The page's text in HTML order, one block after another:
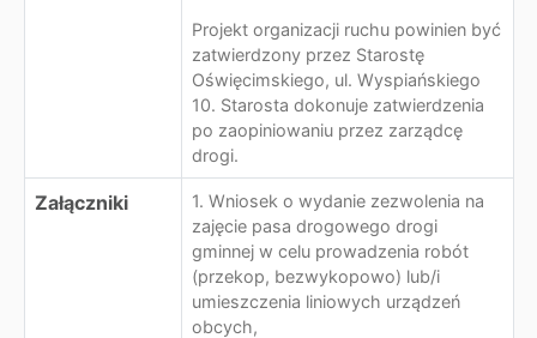
Projekt organizacji ruchu powinien być
zatwierdzony przez Starostę
Oświęcimskiego, ul. Wyspiańskiego
10. Starosta dokonuje zatwierdzenia
po zaopiniowaniu przez zarządcę
drogi.
Załączniki
1. Wniosek o wydanie zezwolenia na
zajęcie pasa drogowego drogi
gminnej w celu prowadzenia robót
(przekop, bezwykopowo) lub/i
umieszczenia liniowych urządzeń
obcych,